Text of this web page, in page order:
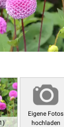
Eigene Fotos
hochladen